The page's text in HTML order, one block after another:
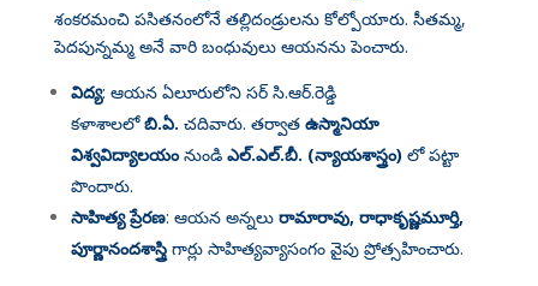
శంకరమంచి పసితనంలోనే తల్లిదండ్రులను కోల్పోయారు. సీతమ్మ,
పెదపున్నమ్మ అనే వారి బంధువులు ఆయనను పెంచారు.
విద్య: ఆయన ఏలూరులోని సర్ సి.ఆర్.రెడ్డి
కళాశాలలోబి.ఏ. చదివారు. తర్వాత ఉస్మానియా
విశ్వవిద్యాలయంనుండి ఎల్.ఎల్.బీ. (న్యాయశాస్త్రం) లో పట్టా
పొందారు.
సాహిత్య ప్రేరణ: ఆయన అన్నలు రామారావు, రాధాకృష్ణమూర్తి,
పూర్ణానందశాస్త్రిగార్లు సాహిత్యవ్యాసంగం వైపు ప్రోత్సహించారు.